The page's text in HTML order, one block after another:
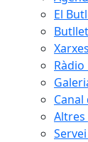
El
Ràdio
Canal